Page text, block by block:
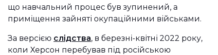
що навчальний процес був зупинений, а
приміщення зайняті окупаційними військами.
За версією слідства, в березні-квітні 2022 року,
коли Херсон перебував під російською